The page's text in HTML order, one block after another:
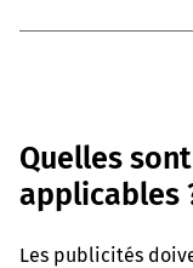
Quelles
applicables
Les publicités